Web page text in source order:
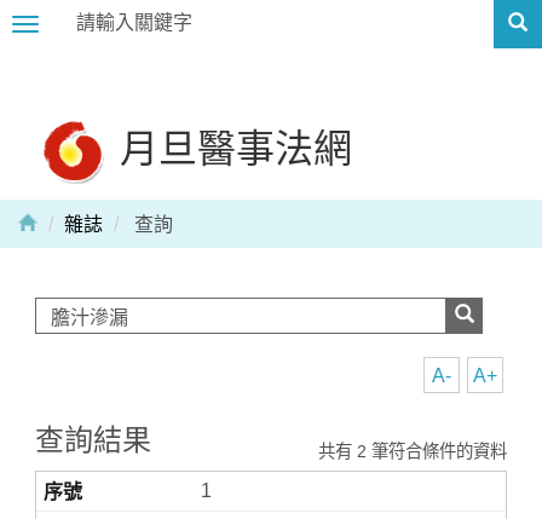
Toggle
月旦醫事法網
雜誌 查詢
A+
A-
查詢結果 共有 2 筆符合條件的資料
1